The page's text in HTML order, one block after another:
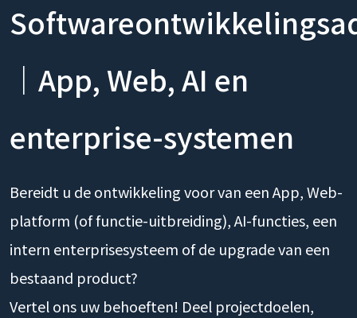
｜App, Web, AI en
enterprise-systemen
Bereidt u de ontwikkeling voor van een App, Web-
platform (of functie-uitbreiding), AI-functies, een
intern enterprisesysteem of de upgrade van een
bestaand product?
Vertel ons uw behoeften! Deel projectdoelen,